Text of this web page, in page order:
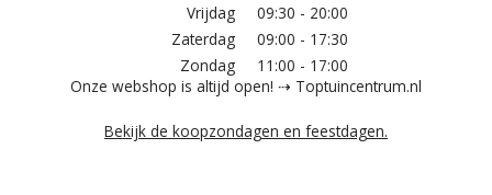
Vrijdag
09:30 - 20:00
Zaterdag
09:00 - 17:30
Zondag
11:00 - 17:00
Onze webshop is altijd open! ⇢ Toptuincentrum.nl
Bekijk de koopzondagen en feestdagen.